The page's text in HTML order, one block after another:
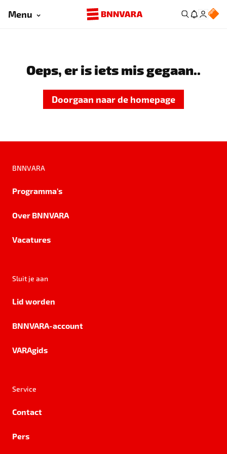
Menu
Oeps, er is iets mis gegaan..
Doorgaan naar de homepage
BNNVARA
Programma's
Over BNNVARA
Vacatures
Sluit je aan
Lid worden
BNNVARA-account
VARAgids
Service
Contact
Pers